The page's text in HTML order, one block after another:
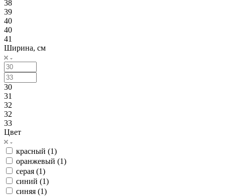
38
39
40
40
41
Ширина, см
30
31
32
32
33
Цвет
красный (1)
оранжевый (1)
серая (1)
синий (1)
синяя (1)